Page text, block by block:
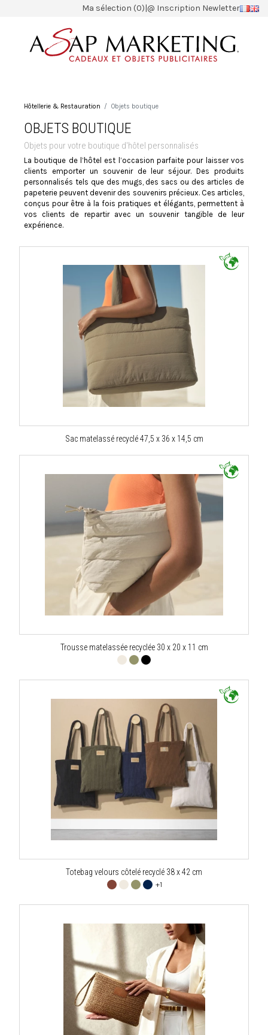
Ma sélection (0)|@ Inscription Newletter
Hôtellerie & Restauration Objets boutique
OBJETS BOUTIQUE
Objets pour votre boutique d'hôtel personnalisés
La boutique de l’hôtel est l’occasion parfaite pour laisser vos
clients emporter un souvenir de leur séjour. Des produits
personnalisés tels que des mugs, des sacs ou des articles de
papeterie peuvent devenir des souvenirs précieux. Ces articles,
conçus pour être à la fois pratiques et élégants, permettent à
vos clients de repartir avec un souvenir tangible de leur
expérience.
Sac matelassé recyclé 47,5 x 36 x 14,5 cm
Trousse matelassée recyclée 30 x 20 x 11 cm
Totebag velours côtelé recyclé 38 x 42 cm
+1